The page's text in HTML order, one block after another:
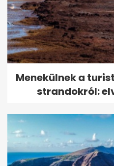
Menekülnek a
strandokról: